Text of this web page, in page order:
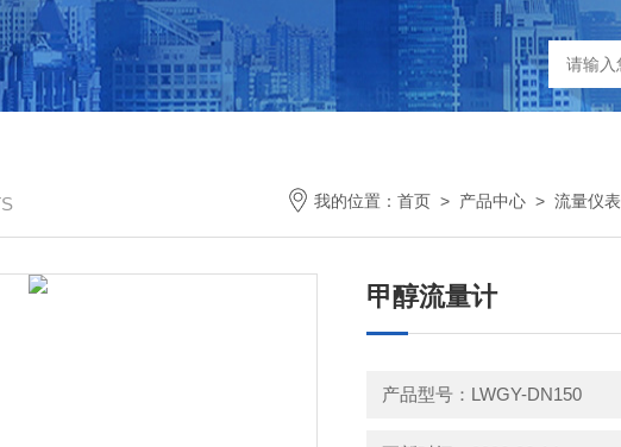
我的位置： 首页 > 产品中心 > 流量仪表
甲醇流量计
产品型号：LWGY-DN150